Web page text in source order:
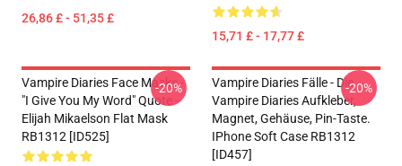
26,86 £ - 51,35 £
15,71 £ - 17,77 £
Vampire Diaries Face Masks -
"I Give You My Word" Quote -
Elijah Mikaelson Flat Mask
RB1312 [ID525]
-20%
Vampire Diaries Fälle - Die
Vampire Diaries Aufkleber,
Magnet, Gehäuse, Pin-Taste.
IPhone Soft Case RB1312
[ID457]
-20%